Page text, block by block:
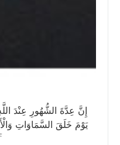
يَوْمَ خَلَقَ السَّمَاوَاتِ
الْقَيِّمُ ۚ فَلَا تَظْلِمُوا فِيهِنَّ أَنْفُسَكُمْ ۚ